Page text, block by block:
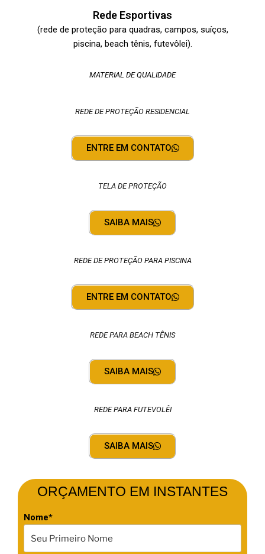
Rede Esportivas
(rede de proteção para quadras, campos, suíços,
piscina, beach tênis, futevôlei).
MATERIAL DE QUALIDADE
REDE DE PROTEÇÃO RESIDENCIAL
ENTRE EM CONTATO
TELA DE PROTEÇÃO
SAIBA MAIS
REDE DE PROTEÇÃO PARA PISCINA
ENTRE EM CONTATO
REDE PARA BEACH TÊNIS
SAIBA MAIS
REDE PARA FUTEVOLÊI
SAIBA MAIS
ORÇAMENTO EM INSTANTES
Nome*